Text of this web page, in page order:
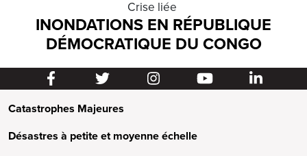
Crise liée
INONDATIONS EN RÉPUBLIQUE
DÉMOCRATIQUE DU CONGO
Catastrophes Majeures
Désastres à petite et moyenne échelle